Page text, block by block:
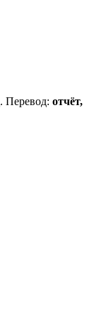
. Перевод: отчёт,